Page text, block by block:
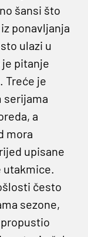
šansi što
ponavljanja
ulazi u
pitanje
Treće je
serijama
a
mora
upisane
utakmice.
često
sezone,